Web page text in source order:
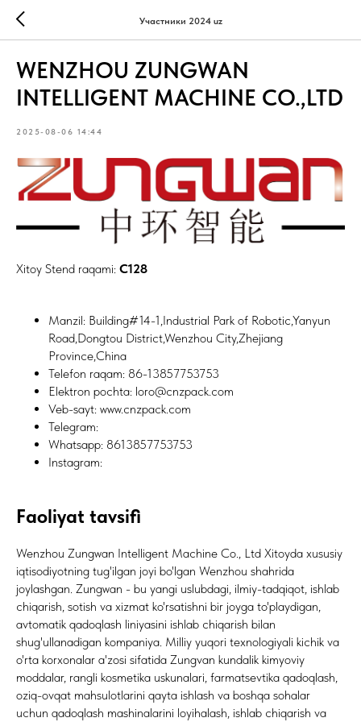
Участники 2024 uz
WENZHOU ZUNGWAN
INTELLIGENT MACHINE CO.,LTD
2025-08-06 14:44
Xitoy Stend raqami: C128
Manzil: Building#14-1,Industrial Park of Robotic,Yanyun
Road,Dongtou District,Wenzhou City,Zhejiang
Province,China
Telefon raqam: 86-13857753753
Elektron pochta: loro@cnzpack.com
Veb-sayt: www.cnzpack.com
Telegram:
Whatsapp: 8613857753753
Instagram:
Faoliyat tavsifi
Wenzhou Zungwan Intelligent Machine Co., Ltd Xitoyda xususiy
iqtisodiyotning tug'ilgan joyi bo'lgan Wenzhou shahrida
joylashgan. Zungwan - bu yangi uslubdagi, ilmiy-tadqiqot, ishlab
chiqarish, sotish va xizmat ko'rsatishni bir joyga to'playdigan,
avtomatik qadoqlash liniyasini ishlab chiqarish bilan
shug'ullanadigan kompaniya. Milliy yuqori texnologiyali kichik va
o'rta korxonalar a'zosi sifatida Zungvan kundalik kimyoviy
moddalar, rangli kosmetika uskunalari, farmatsevtika qadoqlash,
oziq-ovqat mahsulotlarini qayta ishlash va boshqa sohalar
uchun qadoqlash mashinalarini loyihalash, ishlab chiqarish va